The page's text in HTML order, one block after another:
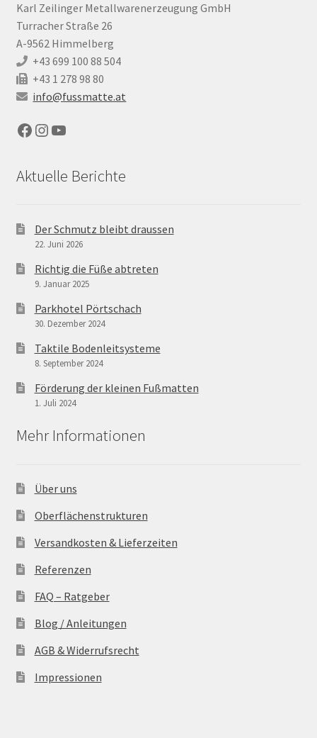
Karl Zeilinger Metallwarenerzeugung GmbH
Turracher Straße 26
A-9562 Himmelberg
+43 699 100 88 504
+43 1 278 98 80
info@fussmatte.at
Facebook
Instagram
YouTube
Aktuelle Berichte
Der Schmutz bleibt draussen
22. Juni 2026
Richtig die Füße abtreten
9. Januar 2025
Parkhotel Pörtschach
30. Dezember 2024
Taktile Bodenleitsysteme
8. September 2024
Förderung der kleinen Fußmatten
1. Juli 2024
Mehr Informationen
Über uns
Oberflächenstrukturen
Versandkosten & Lieferzeiten
Referenzen
FAQ – Ratgeber
Blog / Anleitungen
AGB & Widerrufsrecht
Impressionen